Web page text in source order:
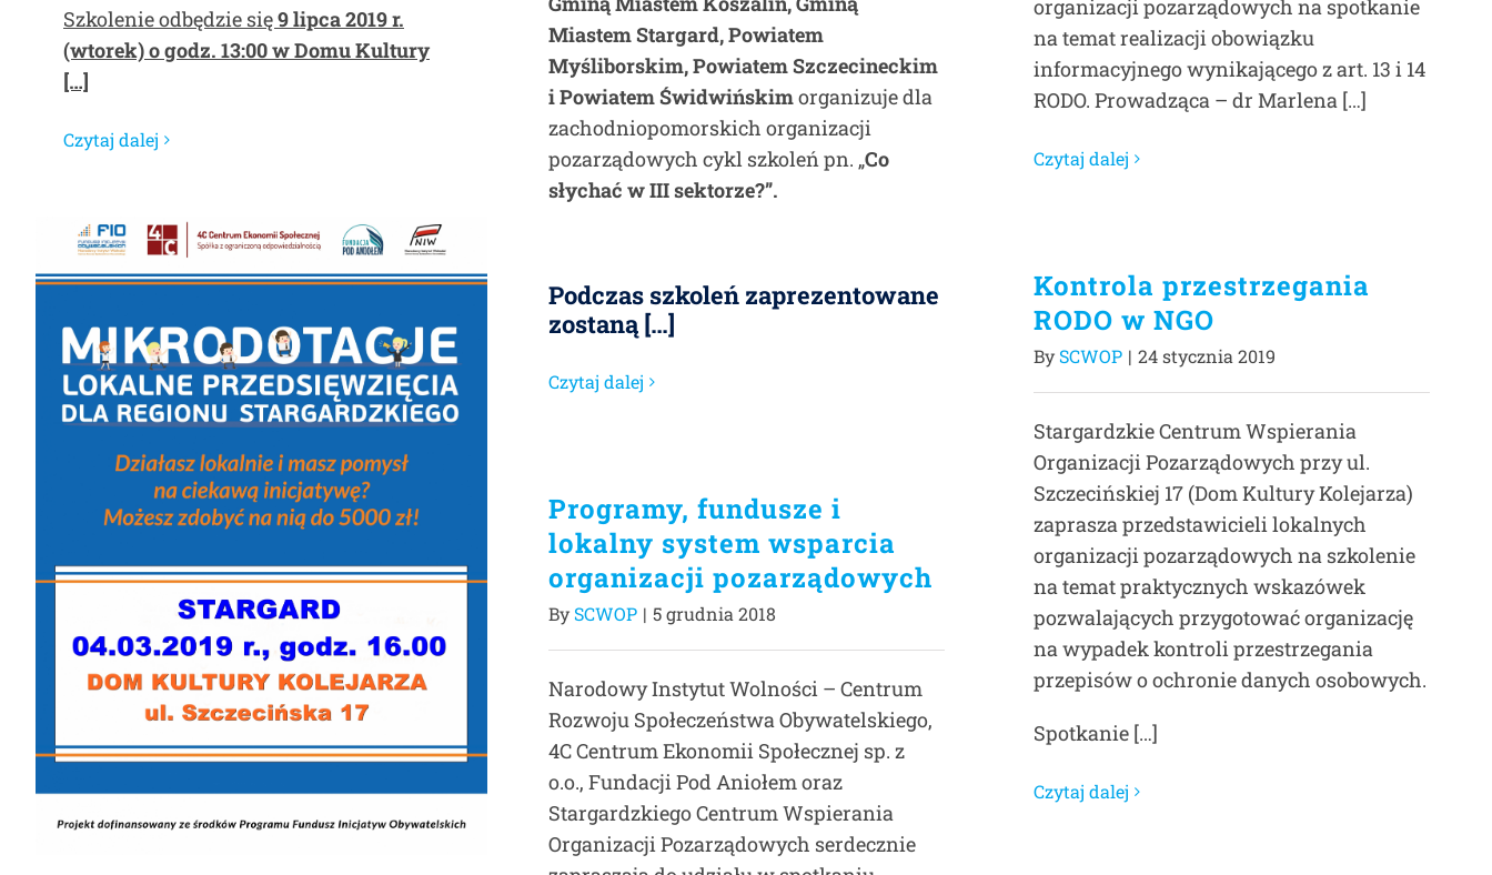
Szkolenie odbędzie się9 lipca 2019 r.
(wtorek) o godz. 13:00 w Domu Kultury
[…]
Czytaj dalej
organizacji pozarządowych na spotkanie
na temat realizacji obowiązku
informacyjnego wynikającego z art. 13 i 14
RODO. Prowadząca – dr Marlena […]
Czytaj dalej
Miastem Stargard, Powiatem
Myśliborskim, Powiatem Szczecineckim
i Powiatem Świdwińskimorganizuje dla
zachodniopomorskich organizacji
pozarządowych cykl szkoleń pn. „Co
słychać w III sektorze?”.
Podczas szkoleń zaprezentowane
zostaną […]
Czytaj dalej
Kontrola przestrzegania
RODO w NGO
BySCWOP | 24 stycznia 2019
Stargardzkie Centrum Wspierania
Organizacji Pozarządowych przy ul.
Szczecińskiej 17 (Dom Kultury Kolejarza)
zaprasza przedstawicieli lokalnych
organizacji pozarządowych na szkolenie
na temat praktycznych wskazówek
pozwalających przygotować organizację
na wypadek kontroli przestrzegania
przepisów o ochronie danych osobowych.
Spotkanie […]
Czytaj dalej
Programy, fundusze i
lokalny system wsparcia
organizacji pozarządowych
BySCWOP | 5 grudnia 2018
Narodowy Instytut Wolności – Centrum
Rozwoju Społeczeństwa Obywatelskiego,
4C Centrum Ekonomii Społecznej sp. z
o.o., Fundacji Pod Aniołem oraz
Stargardzkiego Centrum Wspierania
Organizacji Pozarządowych serdecznie